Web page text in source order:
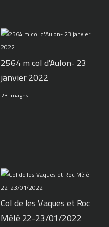
2564 m col d'Aulon- 23
janvier 2022
23 Images
Col de les Vaques et Roc
Mélé 22-23/01/2022